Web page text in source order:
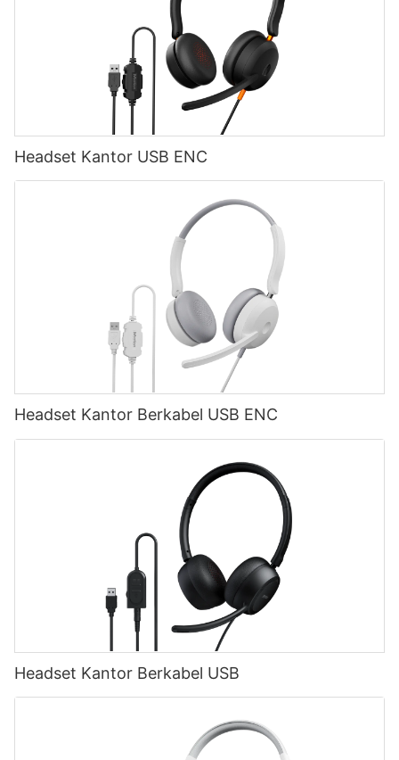
Headset Kantor USB ENC
Headset Kantor Berkabel USB ENC
Headset Kantor Berkabel USB